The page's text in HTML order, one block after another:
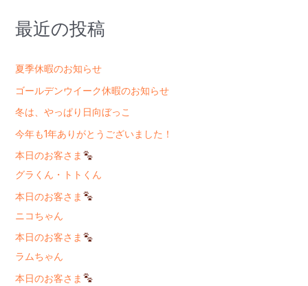
最近の投稿
夏季休暇のお知らせ
ゴールデンウイーク休暇のお知らせ
冬は、やっぱり日向ぼっこ
今年も1年ありがとうございました！
本日のお客さま
グラくん・トトくん
本日のお客さま
ニコちゃん
本日のお客さま
ラムちゃん
本日のお客さま